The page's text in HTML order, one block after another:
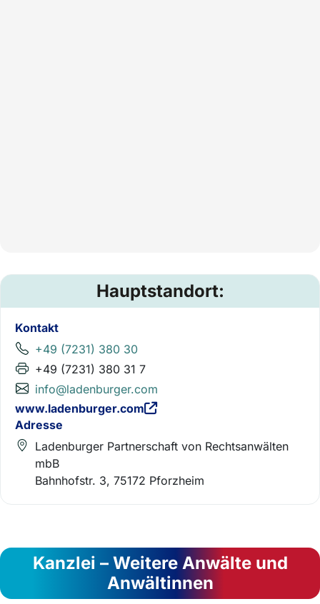
Hauptstandort:
Kontakt
+49 (7231) 380 30
+49 (7231) 380 31 7
info@ladenburger.com
www.ladenburger.com
Adresse
Ladenburger Partnerschaft von Rechtsanwälten
mbB
Bahnhofstr. 3, 75172 Pforzheim
Kanzlei – Weitere Anwälte und
Anwältinnen